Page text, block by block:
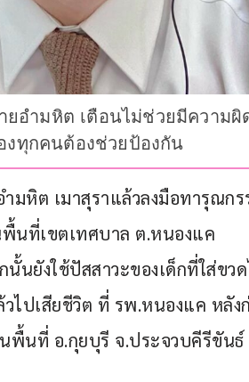
อำมหิต เตือนไม่ช่วยมีความ
งทุกคนต้องช่วยป้องกัน
มหิต เมาสุราแล้วลงมือทารุณกร
พื้นที่เขตเทศบาล ต.หนองแค
นยังใช้ปัสสาวะของเด็กที่ใส่ขวด
ไปเสียชีวิต ที่ รพ.หนองแค หลัง
พื้นที่ อ.กุยบุรี จ.ประจวบคีรีขันธ์